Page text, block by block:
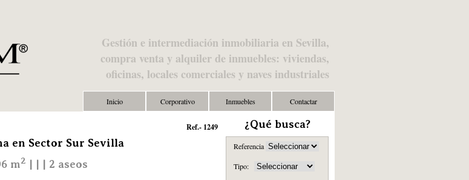
Gestión e intermediación inmobiliaria en Sevilla,
compra venta y alquiler de inmuebles: viviendas,
oficinas, locales comerciales y naves industriales
Inicio Corporativo Inmuebles Contactar
Ref.- 1249
en Sector Sur Sevilla
m2 | | | 2 aseos
¿Qué busca?
Referencia
Tipo: